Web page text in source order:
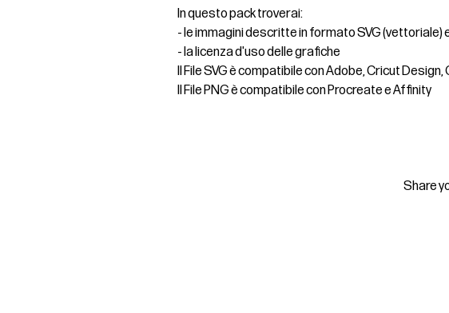
In questo pack troverai:
- le immagini descritte in formato SVG (vettoriale)
- la licenza d'uso delle grafiche
Il File SVG è compatibile con Adobe, Cricut Design,
Il File PNG è compatibile con Procreate e Affinity
Share